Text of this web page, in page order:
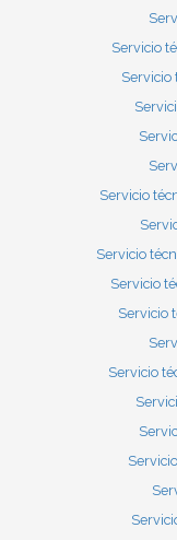
Servicio
Servicio
Servicio
Servicio
Servicio
Servicio
Servicio